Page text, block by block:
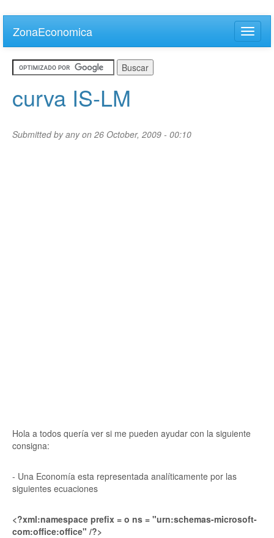
main
content
ZonaEconomica
Toggle
curva IS-LM
Submitted byanyon 26 October, 2009 - 00:10
Hola a todos quería ver si me pueden ayudar con la siguiente
consigna:
- Una Economía esta representada analíticamente por las
siguientes ecuaciones
<?xml:namespace prefix = o ns = "urn:schemas-microsoft-
com:office:office" /?>